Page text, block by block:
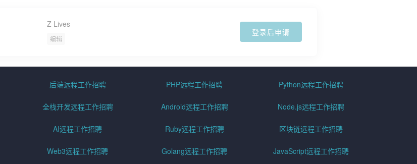
Z Lives
编辑
登录后申请
后端远程工作招聘 PHP远程工作招聘 Python远程工作招聘
全栈开发远程工作招聘 Android远程工作招聘 Node.js远程工作招聘
AI远程工作招聘 Ruby远程工作招聘 区块链远程工作招聘
Web3远程工作招聘 Golang远程工作招聘 JavaScript远程工作招聘